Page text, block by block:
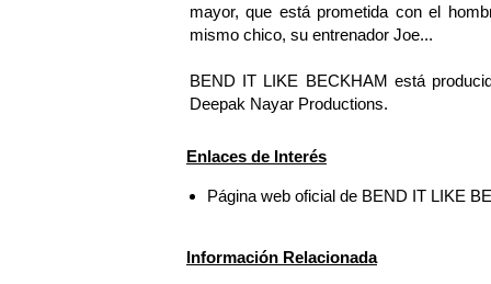
mayor, que está prometida con el
mismo chico, su entrenador Joe...
BEND IT LIKE BECKHAM está
Deepak Nayar Productions.
Enlaces de Interés
Página web oficial de BEND IT LIKE
Información Relacionada